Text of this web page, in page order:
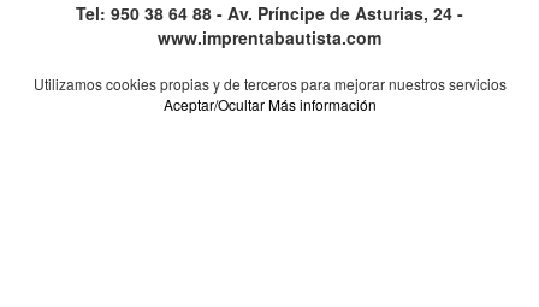
Tel: 950 38 64 88 - Av. Príncipe de Asturias, 24 -
www.imprentabautista.com
Utilizamos cookies propias y de terceros para mejorar nuestros servicios
Aceptar/Ocultar Más información